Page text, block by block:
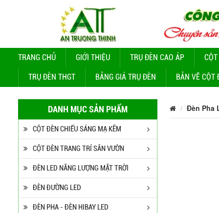
TRANG CHỦ GIỚI THIỆU TRỤ ĐÈN CAO ÁP
TRỤ ĐÈN THGT BẢNG GIÁ TRỤ ĐÈN BẢN VẼ CỘT
DANH MỤC SẢN PHẨM
CỘT ĐÈN CHIẾU SÁNG MẠ KẼM
CỘT ĐÈN TRANG TRÍ SÂN VƯỜN
ĐÈN LED NĂNG LƯỢNG MẶT TRỜI
ĐÈN ĐƯỜNG LED
ĐÈN PHA - ĐÈN HIBAY LED
Đèn Pha